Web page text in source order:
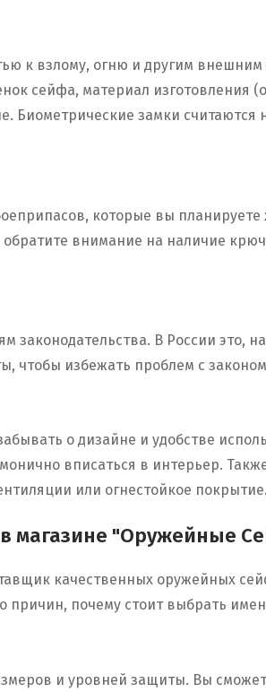
к взлому, огню и другим
сейфа, материал изготовления
Биометрические замки
которые вы
внимание на наличие
законодательства. В России это,
чтобы избежать проблем с
о дизайне и удобстве
вписаться в интерьер.
или огнестойкое покрытие.
магазине "Оружейные
качественных оружейных
почему стоит выбрать
и уровней защиты. Вы